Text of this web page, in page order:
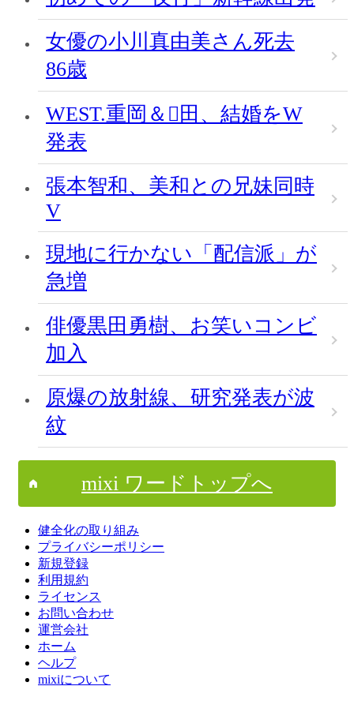
女優の小川真由美さん死去
86歳
WEST.重岡＆田、結婚をW
発表
張本智和、美和との兄妹同時
V
現地に行かない「配信派」が
急増
俳優黒田勇樹、お笑いコンビ
加入
原爆の放射線、研究発表が波
紋
mixi ワードトップへ
健全化の取り組み
プライバシーポリシー
新規登録
利用規約
ライセンス
お問い合わせ
運営会社
ホーム
ヘルプ
mixiについて